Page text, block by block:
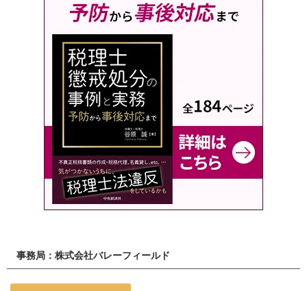
事務局：株式会社バレーフィールド